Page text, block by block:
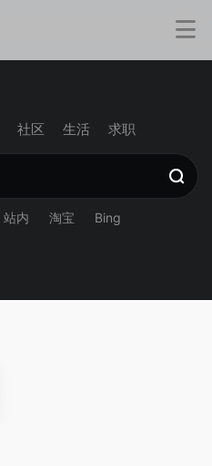
社区 生活 求职
站内 淘宝 Bing